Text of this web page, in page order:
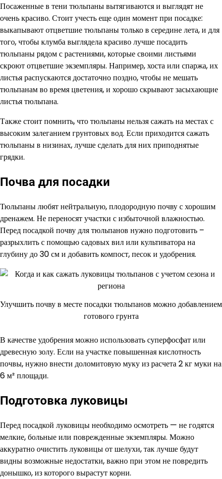
Посаженные в тени тюльпаны вытягиваются и выглядят не
очень красиво. Стоит учесть еще один момент при посадке:
выкапывают отцветшие тюльпаны только в середине лета, и для
того, чтобы клумба выглядела красиво лучше посадить
тюльпаны рядом с растениями, которые своими листьями
скроют отцветшие экземпляры. Например, хоста или спаржа, их
листья распускаются достаточно поздно, чтобы не мешать
тюльпанам во время цветения, и хорошо скрывают засыхающие
листья тюльпана.
Также стоит помнить, что тюльпаны нельзя сажать на местах с
высоким залеганием грунтовых вод. Если приходится сажать
тюльпаны в низинах, лучше сделать для них приподнятые
грядки.
Почва для посадки
Тюльпаны любят нейтральную, плодородную почву с хорошим
дренажем. Не переносят участки с избыточной влажностью.
Перед посадкой почву для тюльпанов нужно подготовить –
разрыхлить с помощью садовых вил или культиватора на
глубину до 30 см и добавить компост, песок и удобрения.
Улучшить почву в месте посадки тюльпанов можно добавлением
готового грунта
В качестве удобрения можно использовать суперфосфат или
древесную золу. Если на участке повышенная кислотность
почвы, нужно внести доломитовую муку из расчета 2 кг муки на
6 м² площади.
Подготовка луковицы
Перед посадкой луковицы необходимо осмотреть — не годятся
мелкие, больные или поврежденные экземпляры. Можно
аккуратно очистить луковицы от шелухи, так лучше будут
видны возможные недостатки, важно при этом не повредить
донышко, из которого вырастут корни.